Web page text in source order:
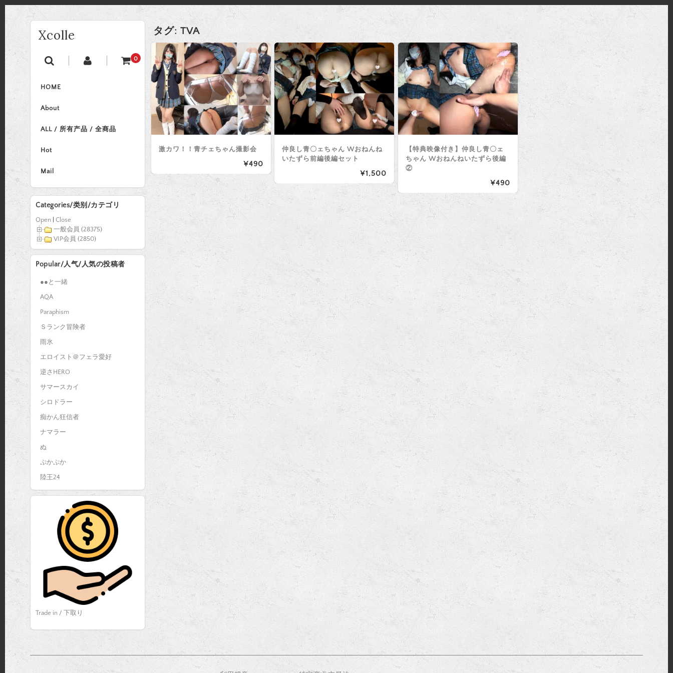
Xcolle
0
HOME
About
ALL / 所有产品 / 全商品
Hot
Mail
タグ: TVA
激カワ！！青チェちゃん撮影会
¥490
仲良し青〇ェちゃん Wおねんね
いたずら前編後編セット
¥1,500
【特典映像付き】仲良し青〇ェ
ちゃん Wおねんねいたずら後編
②
¥490
Categories/类别/カテゴリ
Open
Close
一般会員 (28375)
VIP会員 (2850)
Popular/人气/人気の投稿者
●●と一緒
AQA
Paraphism
Ｓランク冒険者
雨氷
エロイスト＠フェラ愛好
逆さHERO
サマースカイ
シロドラー
痴かん狂信者
ナマラー
ぬ
ぷかぷか
陸王24
Trade in / 下取り